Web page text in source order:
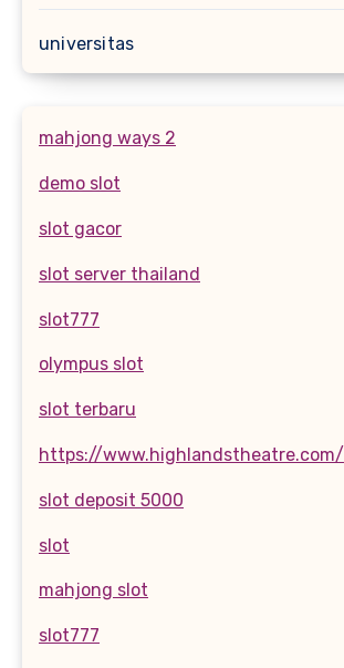
universitas
mahjong ways 2
demo slot
slot gacor
slot server thailand
slot777
olympus slot
slot terbaru
https://www.highlandstheatre.com/
slot deposit 5000
slot
mahjong slot
slot777